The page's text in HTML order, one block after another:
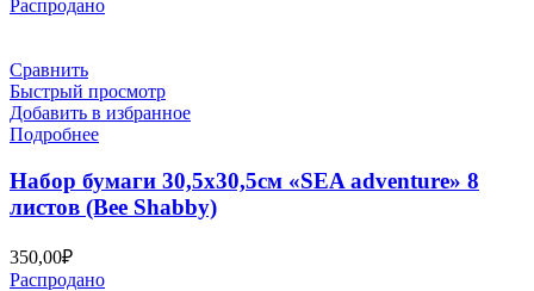
Распродано
Сравнить
Быстрый просмотр
Добавить в избранное
Подробнее
Набор бумаги 30,5х30,5см «SEA adventure» 8
листов (Bee Shabby)
350,00₽
Распродано